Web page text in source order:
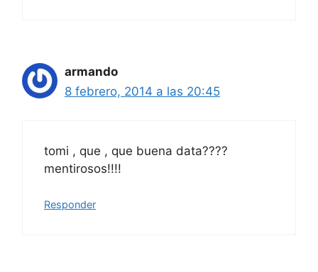
armando
8 febrero, 2014 a las 20:45
tomi , que , que buena data????
mentirosos!!!!
Responder